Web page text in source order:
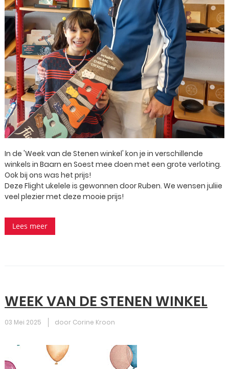
In de 'Week van de Stenen winkel' kon je in verschillende
winkels in Baarn en Soest mee doen met een grote verloting.
Ook bij ons was het prijs!
Deze Flight ukelele is gewonnen door Ruben. We wensen juliie
veel plezier met deze mooie prijs!
Lees meer
WEEK VAN DE STENEN WINKEL
03 Mei 2025 door Corine Kroon